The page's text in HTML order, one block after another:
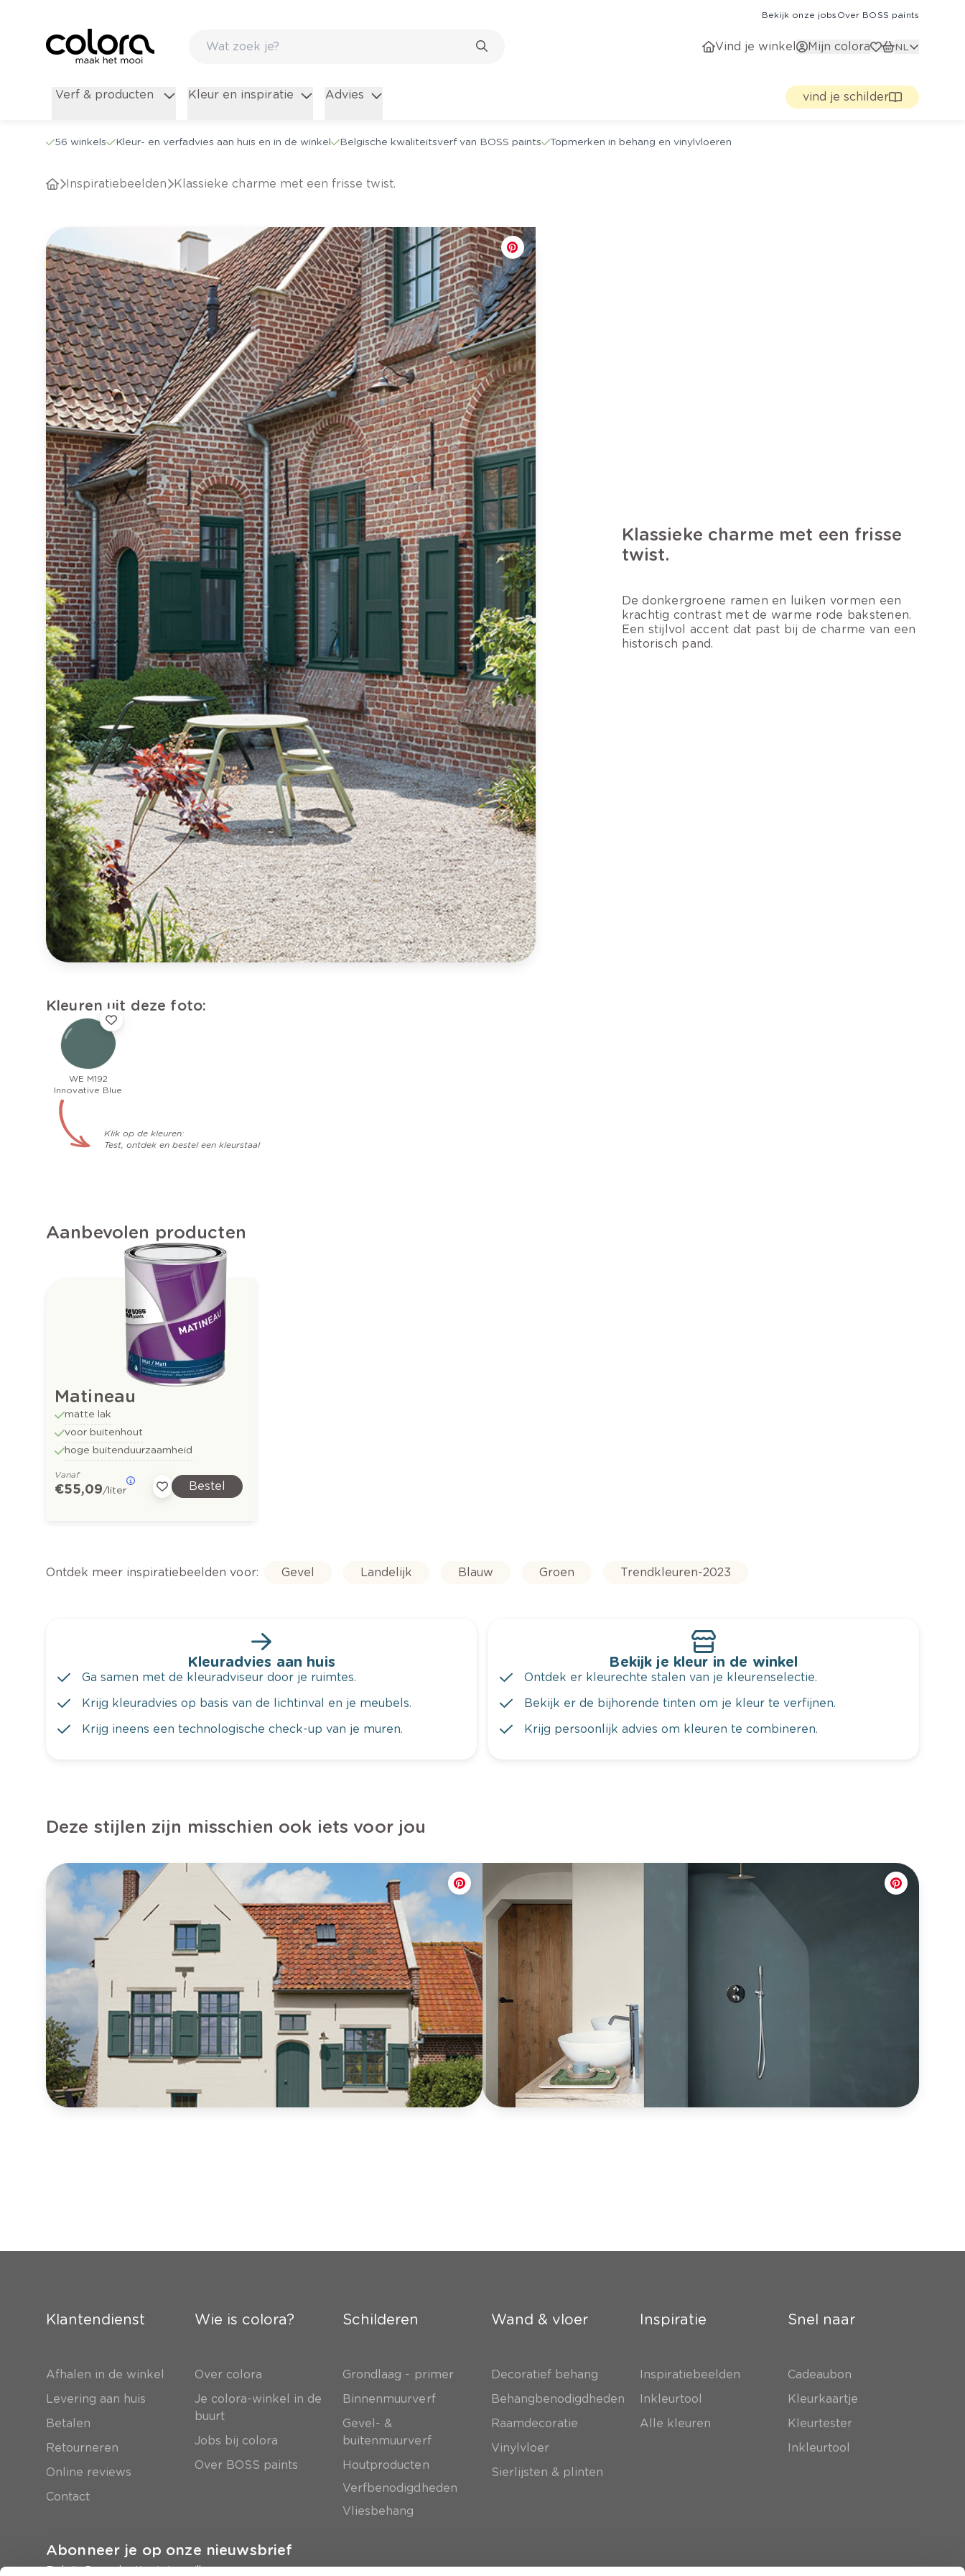
Bekijk onze jobs Over BOSS paints
Vind je winkel Mijn colora NL
Verf & producten Kleur en inspiratie Advies vind je schilder
56 winkels Kleur- en verfadvies aan huis en in de winkel Belgische kwaliteitsverf van BOSS paints Topmerken in behang en vinylvloeren
Inspiratiebeelden Klassieke charme met een frisse twist.
Klassieke charme met een frisse
twist.
De donkergroene ramen en luiken vormen een
krachtig contrast met de warme rode bakstenen.
Een stijlvol accent dat past bij de charme van een
historisch pand.
Kleuren uit deze foto:
WE M192
Innovative Blue
Klik op de kleuren:
Test, ontdek en bestel een kleurstaal
Aanbevolen producten
Matineau
matte lak
voor buitenhout
hoge buitenduurzaamheid
Vanaf
€ 55,09/liter Bestel
Ontdek meer inspiratiebeelden voor: Gevel Landelijk Blauw Groen Trendkleuren-2023
Kleuradvies aan huis
Ga samen met de kleuradviseur door je ruimtes.
Krijg kleuradvies op basis van de lichtinval en je meubels.
Krijg ineens een technologische check-up van je muren.
Bekijk je kleur in de winkel
Ontdek er kleurechte stalen van je kleurenselectie.
Bekijk er de bijhorende tinten om je kleur te verfijnen.
Krijg persoonlijk advies om kleuren te combineren.
Deze stijlen zijn misschien ook iets voor jou
Klantendienst
Afhalen in de winkel
Levering aan huis
Betalen
Retourneren
Online reviews
Contact
Wie is colora?
Over colora
Je colora-winkel in de
buurt
Jobs bij colora
Over BOSS paints
Schilderen
Grondlaag - primer
Binnenmuurverf
Gevel- &
buitenmuurverf
Houtproducten
Verfbenodigdheden
Vliesbehang
Wand & vloer
Decoratief behang
Behangbenodigdheden
Raamdecoratie
Vinylvloer
Sierlijsten & plinten
Inspiratie
Inspiratiebeelden
Inkleurtool
Alle kleuren
Snel naar
Cadeaubon
Kleurkaartje
Kleurtester
Inkleurtool
Abonneer je op onze nieuwsbrief
En krijg 5 euro korting in je mailbox